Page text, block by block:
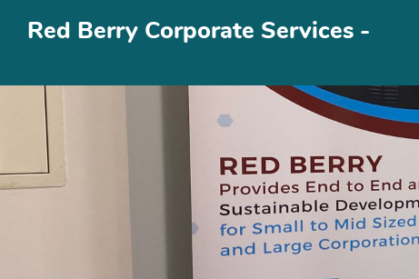
Aller au contenu principal
Red Berry Corporate Services -